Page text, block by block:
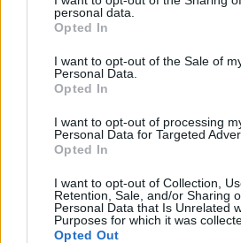
grant or deny consent to Google and
use your data for below specified
consent section.
personal data.
Opted In
I want to opt-out of the Sale of
Personal Data.
Opted In
I want to opt-out of processing
Personal Data for Targeted
Opted In
I want to opt-out of Collection,
Retention, Sale, and/or Sharing
Personal Data that Is Unrelated
Purposes for which it was
Opted Out
Most Gabe Sonnier az összes
És mindent belead a munkájába!
Csodálatos dolog látni, ahogy az
megvalósítják az álmaikat, és
minden az útjukba álljon!